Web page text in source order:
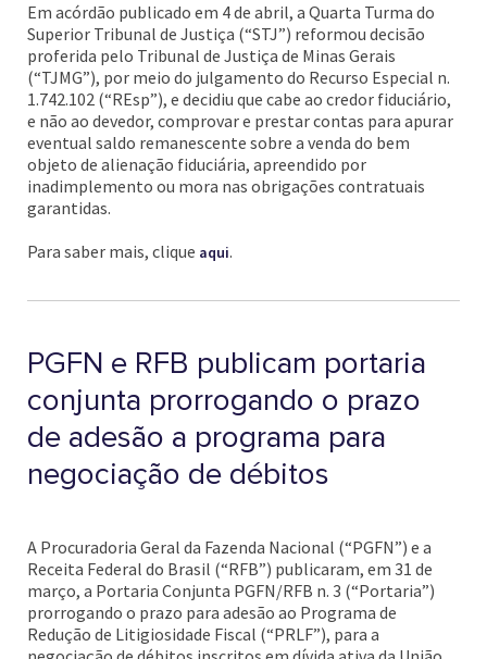
Em acórdão publicado em 4 de abril, a Quarta Turma do
Superior Tribunal de Justiça (“STJ”) reformou decisão
proferida pelo Tribunal de Justiça de Minas Gerais
(“TJMG”), por meio do julgamento do Recurso Especial n.
1.742.102 (“REsp”), e decidiu que cabe ao credor fiduciário,
e não ao devedor, comprovar e prestar contas para apurar
eventual saldo remanescente sobre a venda do bem
objeto de alienação fiduciária, apreendido por
inadimplemento ou mora nas obrigações contratuais
garantidas.
Para saber mais, clique aqui.
PGFN e RFB publicam portaria
conjunta prorrogando o prazo
de adesão a programa para
negociação de débitos
A Procuradoria Geral da Fazenda Nacional (“PGFN”) e a
Receita Federal do Brasil (“RFB”) publicaram, em 31 de
março, a Portaria Conjunta PGFN/RFB n. 3 (“Portaria”)
prorrogando o prazo para adesão ao Programa de
Redução de Litigiosidade Fiscal (“PRLF”), para a